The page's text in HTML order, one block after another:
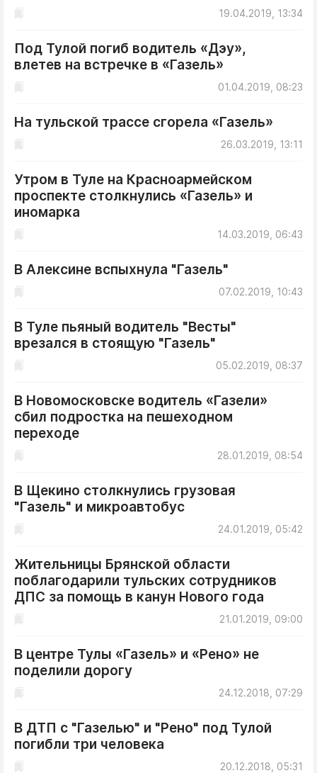
19.04.2019, 13:34
Под Тулой погиб водитель «Дэу»,
влетев на встречке в «Газель»
01.04.2019, 08:23
На тульской трассе сгорела «Газель»
26.03.2019, 13:11
Утром в Туле на Красноармейском
проспекте столкнулись «Газель» и
иномарка
14.03.2019, 06:43
В Алексине вспыхнула "Газель"
07.02.2019, 10:43
В Туле пьяный водитель "Весты"
врезался в стоящую "Газель"
05.02.2019, 08:37
В Новомосковске водитель «Газели»
сбил подростка на пешеходном
переходе
28.01.2019, 08:54
В Щекино столкнулись грузовая
"Газель" и микроавтобус
24.01.2019, 05:42
Жительницы Брянской области
поблагодарили тульских сотрудников
ДПС за помощь в канун Нового года
21.01.2019, 09:00
В центре Тулы «Газель» и «Рено» не
поделили дорогу
24.12.2018, 07:29
В ДТП с "Газелью" и "Рено" под Тулой
погибли три человека
20.12.2018, 05:31